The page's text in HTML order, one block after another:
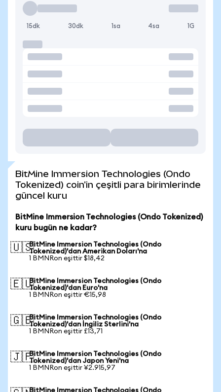
15dk 30dk 1sa 4sa 1G
BitMine Immersion Technologies (Ondo
Tokenized) coin'in çeşitli para birimlerinde
güncel kuru
BitMine Immersion Technologies (Ondo Tokenized)
kuru bugün ne kadar?
🇺🇸BitMine Immersion Technologies (Ondo
Tokenized)'dan Amerikan Doları'na
1 BMNRon eşittir $18,42
🇪🇺BitMine Immersion Technologies (Ondo
Tokenized)'dan Euro'na
1 BMNRon eşittir €15,98
🇬🇧BitMine Immersion Technologies (Ondo
Tokenized)'dan İngiliz Sterlini'na
1 BMNRon eşittir £13,71
🇯🇵BitMine Immersion Technologies (Ondo
Tokenized)'dan Japon Yeni'na
1 BMNRon eşittir ¥2.915,97
BitMine Immersion Technologies (Ondo